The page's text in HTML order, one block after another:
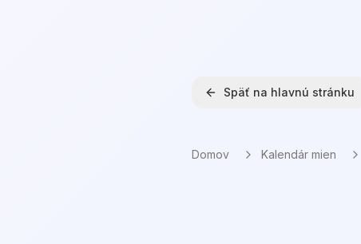
Späť na hlavnú stránku
Domov Kalendár mien